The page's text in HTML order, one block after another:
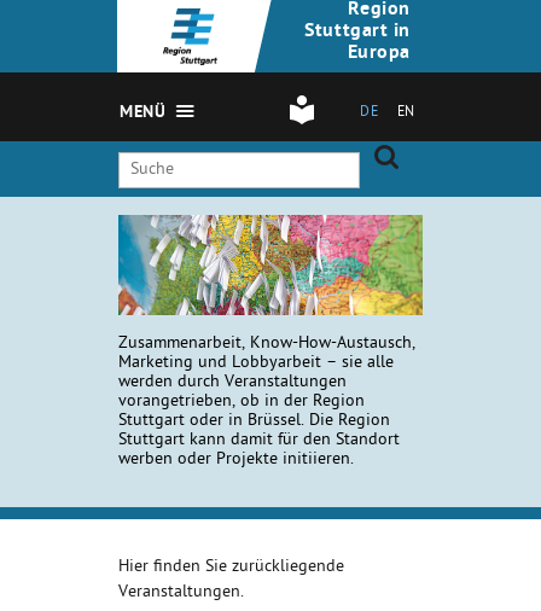
Region
Stuttgart in
Europa
DE EN
MENÜ
Zusammenarbeit, Know-How-Austausch,
Marketing und Lobbyarbeit – sie alle
werden durch Veranstaltungen
vorangetrieben, ob in der Region
Stuttgart oder in Brüssel. Die Region
Stuttgart kann damit für den Standort
werben oder Projekte initiieren.
Hier finden Sie zurückliegende
Veranstaltungen.